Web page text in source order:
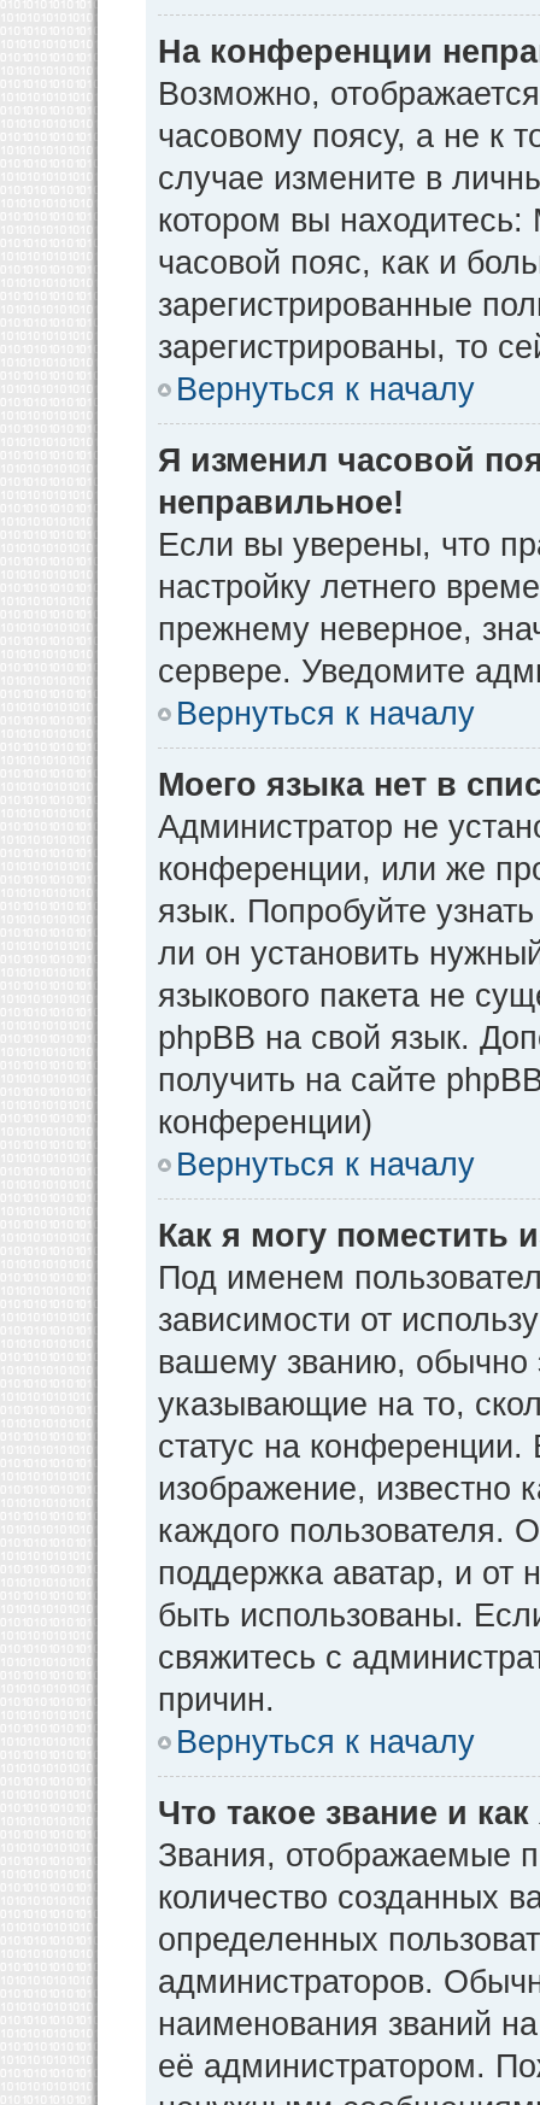
На конференции
Возможно,
часовому поясу, а не к
случае измените в
котором вы находитесь:
часовой пояс, как и
зарегистрированные
зарегистрированы, то
Вернуться к началу
Я изменил часовой
неправильное!
Если вы уверены, что
настройку летнего
прежнему неверное,
сервере. Уведомите
Вернуться к началу
Моего языка нет в
Администратор не
конференции, или же
язык. Попробуйте
ли он установить
языкового пакета не
phpBB на свой язык.
получить на сайте
конференции)
Вернуться к началу
Как я могу поместить
Под именем
зависимости от
вашему званию, обычно
указывающие на то,
статус на
изображение, известно
каждого пользователя.
поддержка аватар, и от
быть использованы.
свяжитесь с
причин.
Вернуться к началу
Что такое звание и
Звания, отображаемые
количество созданных
определенных
администраторов.
наименования званий
её администратором.